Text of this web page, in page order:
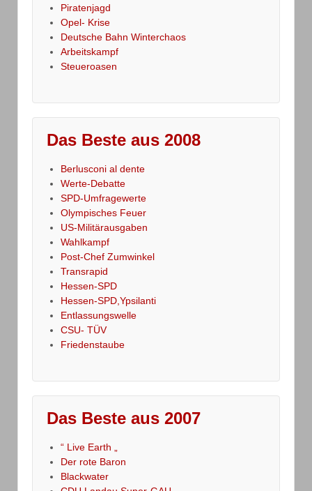
Piratenjagd
Opel- Krise
Deutsche Bahn Winterchaos
Arbeitskampf
Steueroasen
Das Beste aus 2008
Berlusconi al dente
Werte-Debatte
SPD-Umfragewerte
Olympisches Feuer
US-Militärausgaben
Wahlkampf
Post-Chef Zumwinkel
Transrapid
Hessen-SPD
Hessen-SPD,Ypsilanti
Entlassungswelle
CSU- TÜV
Friedenstaube
Das Beste aus 2007
“ Live Earth „
Der rote Baron
Blackwater